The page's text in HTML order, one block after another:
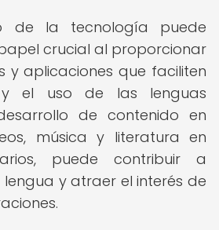
de la tecnología puede
crucial al proporcionar
y aplicaciones que faciliten
y el uso de las lenguas
de contenido en
música y literatura en
puede contribuir a
y atraer el interés de